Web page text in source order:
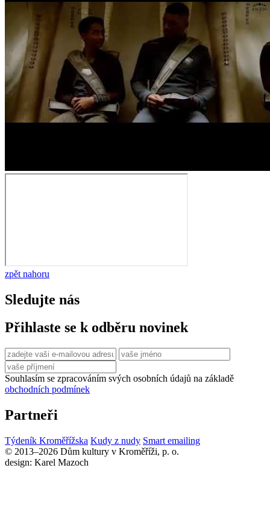
zpět nahoru
Sledujte nás
Přihlaste se k odběru novinek
Souhlasím se zpracováním svých osobních údajů na základě
obchodních podmínek
Partneři
Týdeník Kroměřížska Kudy z nudy Smart emailing
© 2013–2026 Dům kultury v Kroměříži, p. o.
design: Karel Mazoch